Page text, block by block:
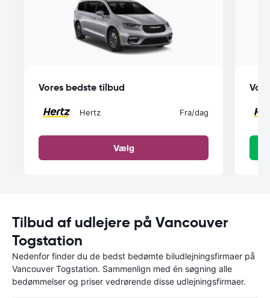
Vores bedste tilbud
Hertz Fra/dag
Vælg
Tilbud af udlejere på Vancouver
Togstation
Nedenfor finder du de bedst bedømte biludlejningsfirmaer på
Vancouver Togstation. Sammenlign med én søgning alle
bedømmelser og priser vedrørende disse udlejningsfirmaer.